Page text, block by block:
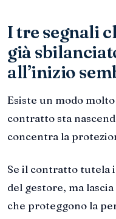
I tre segnali
già
all’inizio
Esiste un modo
contratto sta
concentra la
Se il contratto tutela
del gestore, ma
che proteggono la